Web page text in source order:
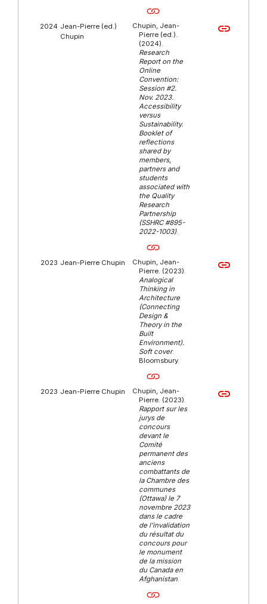
2024 Jean-Pierre (ed.)
Chupin
Chupin, Jean-
Pierre (ed.).
(2024).
Research
Report on the
Online
Convention:
Session #2.
Nov. 2023.
Accessibility
versus
Sustainability.
Booklet of
reflections
shared by
members,
partners and
students
associated with
the Quality
Research
Partnership
(SSHRC #895-
2022-1003).
link
2023 Jean-Pierre Chupin
Chupin, Jean-
Pierre. (2023).
Analogical
Thinking in
Architecture
(Connecting
Design &
Theory in the
Built
Environment).
Soft cover.
Bloomsbury.
link
2023 Jean-Pierre Chupin
Chupin, Jean-
Pierre. (2023).
Rapport sur les
jurys de
concours
devant le
Comité
permanent des
anciens
combattants de
la Chambre des
communes
(Ottawa) le 7
novembre 2023
dans le cadre
de l’invalidation
du résultat du
concours pour
le monument
de la mission
du Canada en
Afghanistan.
link